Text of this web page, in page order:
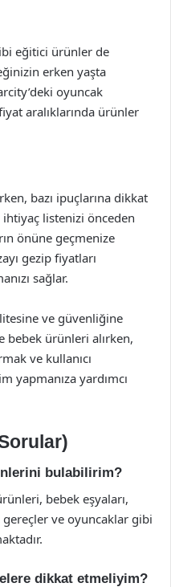
eğitici ürünler de
erken yaşta
oyuncak
aralıklarında ürünler
bazı ipuçlarına dikkat
listenizi önceden
önüne geçmenize
gezip fiyatları
sağlar.
ve güvenliğine
bebek ürünleri alırken,
ve kullanıcı
yapmanıza yardımcı
bulabilirim?
bebek eşyaları,
ve oyuncaklar gibi
dikkat etmeliyim?